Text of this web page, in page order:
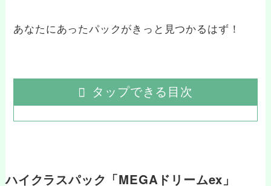
あなたにあったパックがきっと見つかるはず！
タップできる目次
ハイクラスパック「MEGAドリームex」